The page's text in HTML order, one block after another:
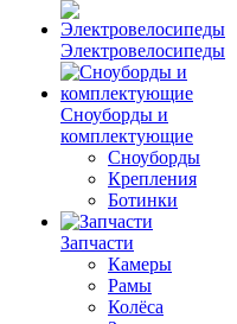
Электровелосипеды
Cноуборды и
комплектующие
Сноуборды
Крепления
Ботинки
Запчасти
Камеры
Рамы
Колёса